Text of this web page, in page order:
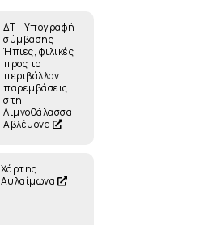
ΔΤ - Υπογραφή
σύμβασης
Ήπιες, φιλικές
προς το
περιβάλλον
παρεμβάσεις
στη
Λιμνοθάλασσα
Αβλέμονα
Χάρτης
Αυλαίμωνα